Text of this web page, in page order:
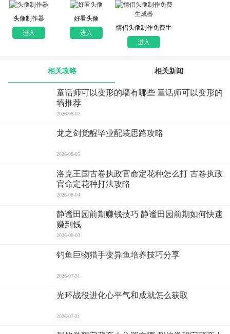
头像制作器
进入
好看头像
进入
情侣头像制作免费生
成器
进入
相关攻略 相关新闻
童话师可以变形的墙有哪些 童话师可以变形的
墙推荐
2026-08-07
龙之剑觉醒毕业配装思路攻略
2026-08-05
洛克王国古卷执政官命定花种怎么打 古卷执政
官命定花种打法攻略
2026-08-04
静谧田园前期赚钱技巧 静谧田园前期如何快速
赚到钱
2026-08-03
钓鱼巨物猎手变异鱼培养技巧分享
2026-07-31
光环战役进化心平气和成就怎么获取
2026-07-31